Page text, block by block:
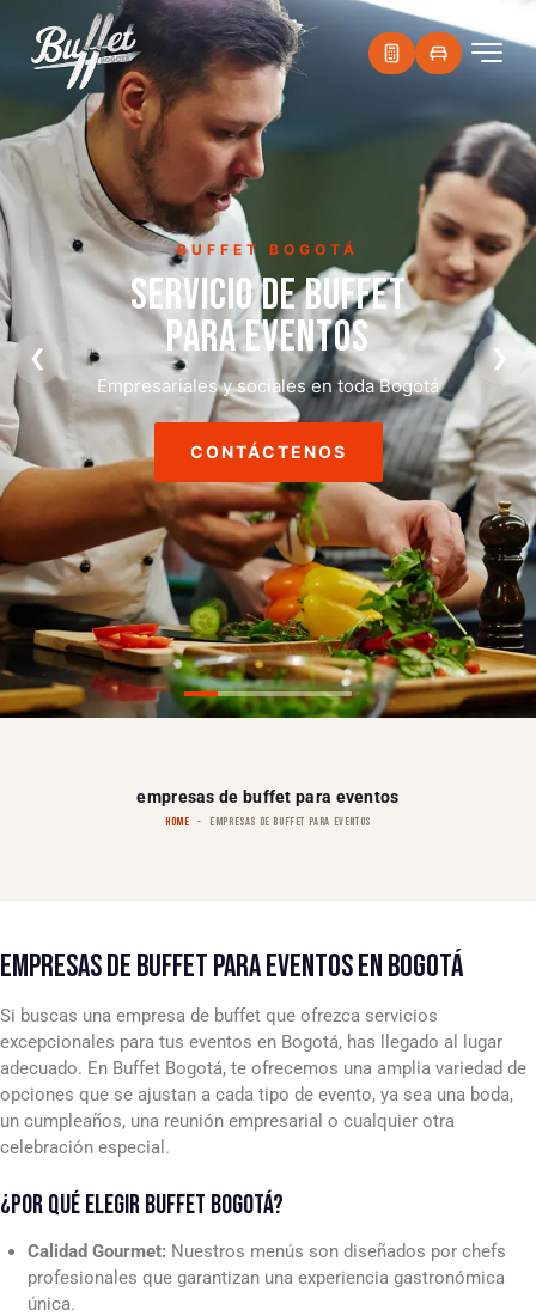
BUFFET BOGOTÁ
SERVICIO DE BUFFET
PARA EVENTOS
Empresariales y sociales en toda Bogotá
CONTÁCTENOS
❮ ❯
empresas de buffet para eventos
HOME EMPRESAS DE BUFFET PARA EVENTOS
EMPRESAS DE BUFFET PARA EVENTOS EN BOGOTÁ
Si buscas una empresa de buffet que ofrezca servicios
excepcionales para tus eventos en Bogotá, has llegado al lugar
adecuado. En Buffet Bogotá, te ofrecemos una amplia variedad de
opciones que se ajustan a cada tipo de evento, ya sea una boda,
un cumpleaños, una reunión empresarial o cualquier otra
celebración especial.
¿POR QUÉ ELEGIR BUFFET BOGOTÁ?
Calidad Gourmet: Nuestros menús son diseñados por chefs
profesionales que garantizan una experiencia gastronómica
única.